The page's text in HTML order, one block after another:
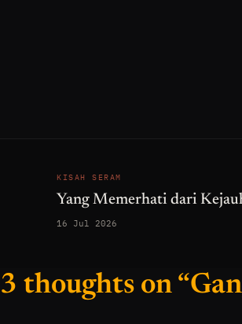
KISAH SERAM
Yang Memerhati dari
16 Jul 2026
3 thoughts on